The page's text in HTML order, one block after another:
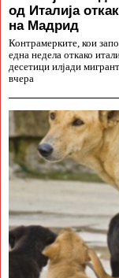
од Италија
на Мадрид
Контрамерките, кои
една недела откако
десетици илјади
вчера